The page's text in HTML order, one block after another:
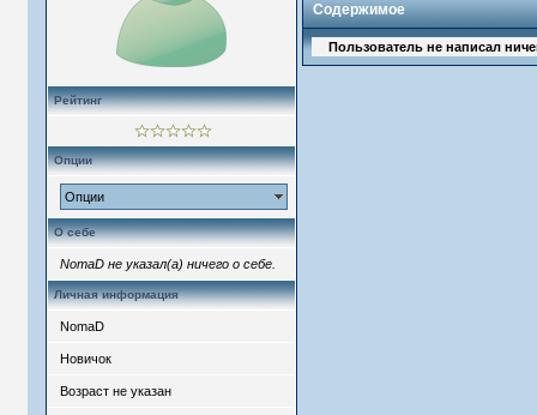
Рейтинг
Опции
Опции
О себе
NomaD не указал(а) ничего о себе.
Личная информация
NomaD
Новичок
Возраст не указан
Содержимое
Пользователь не написал